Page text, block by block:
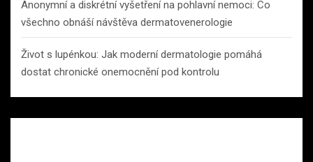
Anonymní a diskrétní vyšetření na pohlavní nemoci: Co
všechno obnáší návštěva dermatovenerologie
Život s lupénkou: Jak moderní dermatologie pomáhá
dostat chronické onemocnění pod kontrolu